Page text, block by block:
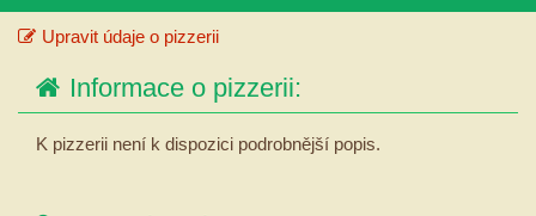
Upravit údaje o pizzerii
Informace o pizzerii:
K pizzerii není k dispozici podrobnější popis.